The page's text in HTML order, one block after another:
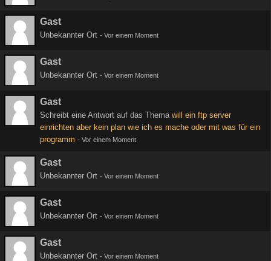
Gast
Unbekannter Ort - Vor einem Moment
Gast
Unbekannter Ort - Vor einem Moment
Gast
Schreibt eine Antwort auf das Thema will ein ftp server
einrichten aber kein plan wie ich es mache oder mit was für ein
programm - Vor einem Moment
Gast
Unbekannter Ort - Vor einem Moment
Gast
Unbekannter Ort - Vor einem Moment
Gast
Unbekannter Ort - Vor einem Moment